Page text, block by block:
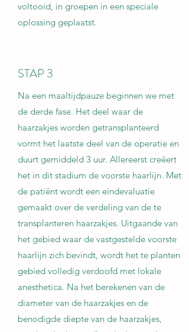
voltooid, in groepen in een speciale
oplossing geplaatst.
STAP 3
Na een maaltijdpauze beginnen we met
de derde fase. Het deel waar de
haarzakjes worden getransplanteerd
vormt het laatste deel van de operatie en
duurt gemiddeld 3 uur. Allereerst creëert
het in dit stadium de voorste haarlijn. Met
de patiënt wordt een eindevaluatie
gemaakt over de verdeling van de te
transplanteren haarzakjes. Uitgaande van
het gebied waar de vastgestelde voorste
haarlijn zich bevindt, wordt het te planten
gebied volledig verdoofd met lokale
anesthetica. Na het berekenen van de
diameter van de haarzakjes en de
benodigde diepte van de haarzakjes,